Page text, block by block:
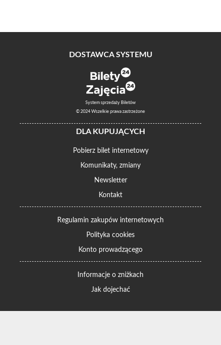
DOSTAWCA SYSTEMU
System sprzedaży Biletów
© 2024 Wszelkie prawa zastrzeżone
DLA KUPUJĄCYCH
Pobierz bilet internetowy
Komunikaty, zmiany
Newsletter
Kontakt
Regulamin zakupów internetowych
Polityka cookies
Konto prowadzącego
Informacje o zniżkach
Jak dojechać